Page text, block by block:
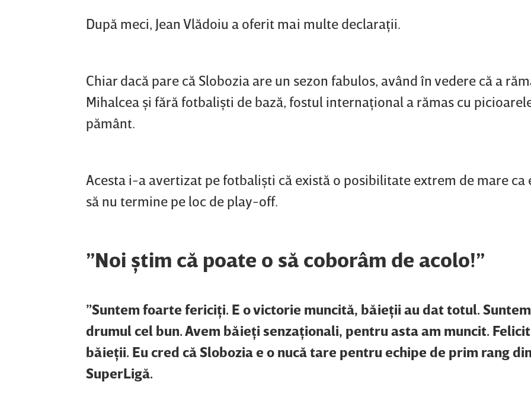
După meci, Jean Vlădoiu a oferit mai multe declaraţii.
Chiar dacă pare că Slobozia are un sezon fabulos, având în vedere că a
Mihalcea şi fără fotbalişti de bază, fostul internaţional a rămas cu
pământ.
Acesta i-a avertizat pe fotbalişti că există o posibilitate extrem de mare ca
să nu termine pe loc de play-off.
”Noi ştim că poate o să coborâm de acolo!”
”Suntem foarte fericiţi. E o victorie muncită, băieţii au dat totul.
drumul cel bun. Avem băieţi senzaţionali, pentru asta am muncit.
băieţii. Eu cred că Slobozia e o nucă tare pentru echipe de prim rang din
SuperLigă.